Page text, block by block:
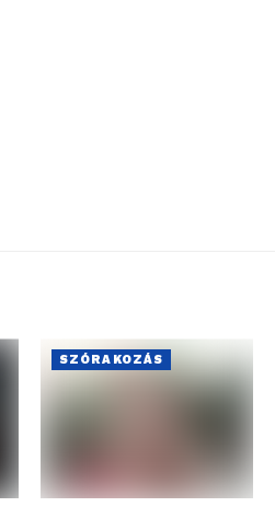
SZÓRAKOZÁS